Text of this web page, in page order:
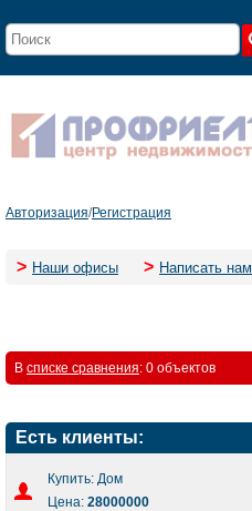
Авторизация/Регистрация
> Наши офисы > Написать нам
В списке сравнения: 0 объектов
Есть клиенты:
Купить: Дом
Цена: 28000000